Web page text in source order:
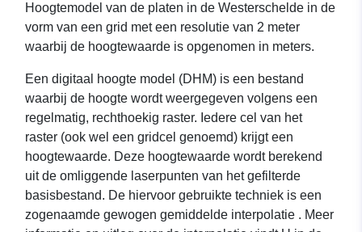
Hoogtemodel van de platen in de Westerschelde in de
vorm van een grid met een resolutie van 2 meter
waarbij de hoogtewaarde is opgenomen in meters.
Een digitaal hoogte model (DHM) is een bestand
waarbij de hoogte wordt weergegeven volgens een
regelmatig, rechthoekig raster. Iedere cel van het
raster (ook wel een gridcel genoemd) krijgt een
hoogtewaarde. Deze hoogtewaarde wordt berekend
uit de omliggende laserpunten van het gefilterde
basisbestand. De hiervoor gebruikte techniek is een
zogenaamde gewogen gemiddelde interpolatie . Meer